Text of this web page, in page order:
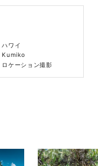
ハワイ
Kumiko
ロケーション撮影